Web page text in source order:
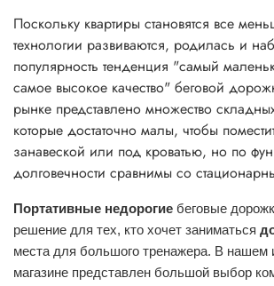
Поскольку квартиры становятся все
технологии развиваются, родилась и
популярность тенденция "самый
самое высокое качество" беговой
рынке представлено множество
которые достаточно малы, чтобы
занавеской или под кроватью, но по
долговечности сравнимы со
Портативные недорогие беговые
решение для тех, кто хочет заниматься
места для большого тренажера. В нашем
магазине представлен большой выбор